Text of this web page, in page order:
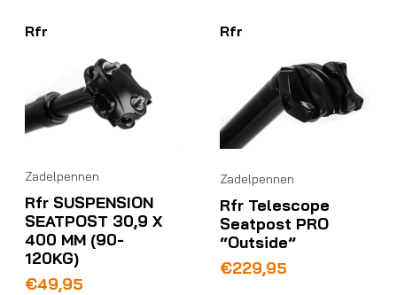
populariteit
Rfr
Zadelpennen
Rfr SUSPENSION
SEATPOST 30,9 X
400 MM (90-
120KG)
€49,95
Rfr
Zadelpennen
Rfr Telescope
Seatpost PRO
“Outside”
€229,95